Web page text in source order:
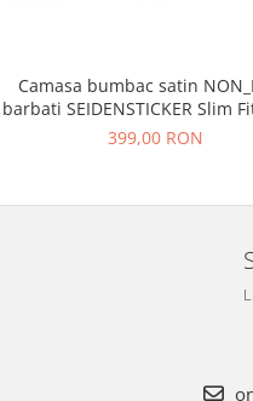
Camasa bumbac satin
barbati SEIDENSTICKER Slim
399,00 RON